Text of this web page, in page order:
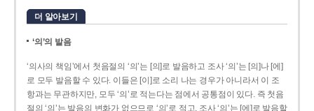
더 알아보기
‘의’의 발음
‘의사의 책임’에서 첫음절의 ‘의’는 [의]로 발음하고 조사 ‘의’는 [의]나 [에]
로 모두 발음할 수 있다. 이들은 [이]로 소리 나는 경우가 아니라서 이 조
항과는 무관하지만, 모두 ‘의’로 적는다는 점에서 공통점이 있다. 즉 첫음
절의 ‘의’는 발음의 변화가 없으므로 ‘의’로 적고, 조사 ‘의’는 [에]로 발음할